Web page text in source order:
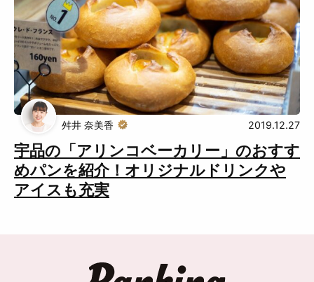
宇品の「アリンコベーカリー」のおすす
めパンを紹介！オリジナルドリンクや
アイスも充実
舛井 奈美香 2019.12.27